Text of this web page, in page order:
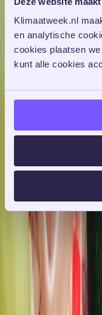
Klimaatweek.nl
en analytische
cookies plaatsen
kunt alle cookies
Dorpsstraat 40, 3931